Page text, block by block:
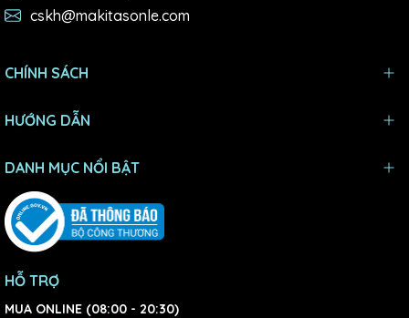
cskh@makitasonle.com
CHÍNH SÁCH
HƯỚNG DẪN
DANH MỤC NỔI BẬT
HỖ TRỢ
MUA ONLINE (08:00 - 20:30)